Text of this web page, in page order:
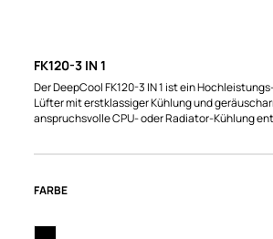
FK120-3 IN 1
Der DeepCool FK120-3 IN 1 ist ein
Lüfter mit erstklassiger Kühlung und
anspruchsvolle CPU- oder Radiator-Kühlung
FARBE